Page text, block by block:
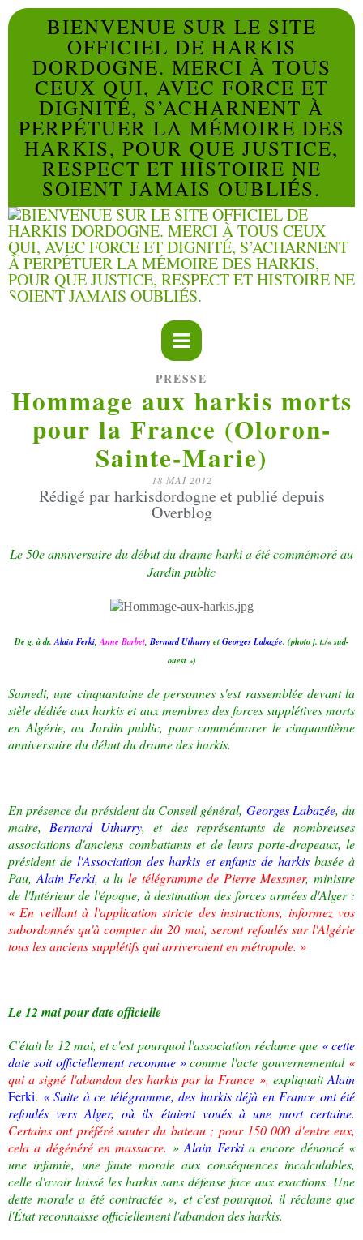
BIENVENUE SUR LE SITE
OFFICIEL DE HARKIS
DORDOGNE. MERCI À TOUS
CEUX QUI, AVEC FORCE ET
DIGNITÉ, S’ACHARNENT À
PERPÉTUER LA MÉMOIRE DES
HARKIS, POUR QUE JUSTICE,
RESPECT ET HISTOIRE NE
SOIENT JAMAIS OUBLIÉS.
PRESSE
Hommage aux harkis morts
pour la France (Oloron-
Sainte-Marie)
18 MAI 2012
Rédigé par harkisdordogne et publié depuis
Overblog
Le 50e anniversaire du début du drame harki a été commémoré au
Jardin public
De g. à dr.Alain Ferki,Anne Barbet, Bernard Uthurry et Georges Labazée. (photo j. t./« sud-
ouest »)
Samedi, une cinquantaine de personnes s'est rassemblée devant la
stèle dédiée aux harkis et aux membres des forces supplétives morts
en Algérie, au Jardin public, pour commémorer le cinquantième
anniversaire du début du drame des harkis.
En présence du président du Conseil général, Georges Labazée, du
maire, Bernard Uthurry, et des représentants de nombreuses
associations d'anciens combattants et de leurs porte-drapeaux, le
président del'Association des harkis et enfants de harkisbasée à
Pau, Alain Ferki, a lule télégramme de Pierre Messmer, ministre
de l'Intérieur de l'époque, à destination des forces armées d'Alger :
« En veillant à l'application stricte des instructions, informez vos
subordonnés qu'à compter du 20 mai, seront refoulés sur l'Algérie
tous les anciens supplétifs qui arriveraient en métropole. »
Le 12 mai pour date officielle
C'était le 12 mai, et c'est pourquoi l'association réclame que « cette
date soit officiellement reconnue »comme l'acte gouvernemental «
qui a signé l'abandon des harkis par la France », expliquaitAlain
Ferki. « Suite à ce télégramme, des harkis déjà en France ont été
refoulés vers Alger, où ils étaient voués à une mort certaine.
Certains ont préféré sauter du bateau ; pour 150 000 d'entre eux,
cela a dégénéré en massacre. »Alain Ferkia encore dénoncé «
une infamie, une faute morale aux conséquences incalculables,
celle d'avoir laissé les harkis sans défense face aux exactions. Une
dette morale a été contractée », et c'est pourquoi, il réclame que
l'État reconnaisse officiellement l'abandon des harkis.